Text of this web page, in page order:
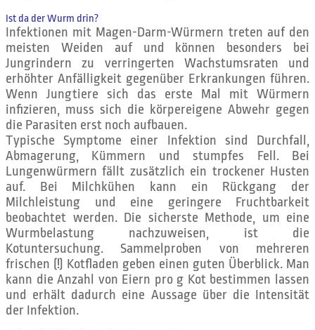
Ist da der Wurm drin?
Infektionen mit Magen-Darm-Würmern treten auf den
meisten Weiden auf und können besonders bei
Jungrindern zu verringerten Wachstumsraten und
erhöhter Anfälligkeit gegenüber Erkrankungen führen.
Wenn Jungtiere sich das erste Mal mit Würmern
infizieren, muss sich die körpereigene Abwehr gegen
die Parasiten erst noch aufbauen.
Typische Symptome einer Infektion sind Durchfall,
Abmagerung, Kümmern und stumpfes Fell. Bei
Lungenwürmern fällt zusätzlich ein trockener Husten
auf. Bei Milchkühen kann ein Rückgang der
Milchleistung und eine geringere Fruchtbarkeit
beobachtet werden. Die sicherste Methode, um eine
Wurmbelastung nachzuweisen, ist die
Kotuntersuchung. Sammelproben von mehreren
frischen (!) Kotfladen geben einen guten Überblick. Man
kann die Anzahl von Eiern pro g Kot bestimmen lassen
und erhält dadurch eine Aussage über die Intensität
der Infektion.